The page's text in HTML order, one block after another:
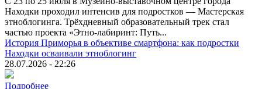
Находки проходил интенсив для подростков — Мастерская
этноблогинга. Трёхдневный образовательный трек стал
частью проекта «Этно-лабиринт: Путь...
История Приморья в объективе смартфона: как подростки
Находки осваивали этноблогинг
28.07.2026 - 22:26
Подробнее